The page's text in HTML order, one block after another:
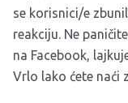
se korisnici/e
reakciju. Ne
na Facebook,
Vrlo lako ćete naći